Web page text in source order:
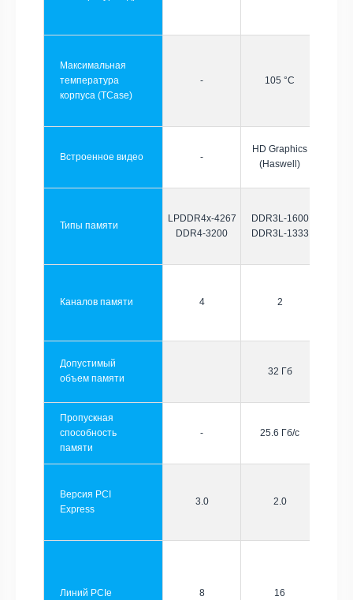
Максимальная
температура
корпуса (TCase)
- 105 °C
Встроенное видео -
HD Graphics
(Haswell)
Типы памяти
LPDDR4x-4267
DDR4-3200
DDR3L-1600
DDR3L-1333
Каналов памяти 4 2
Допустимый
объем памяти
32 Гб
Пропускная
способность
памяти
- 25.6 Гб/с
Версия PCI
Express
3.0 2.0
Линий PCIe 8 16